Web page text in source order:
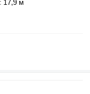
17,9 м